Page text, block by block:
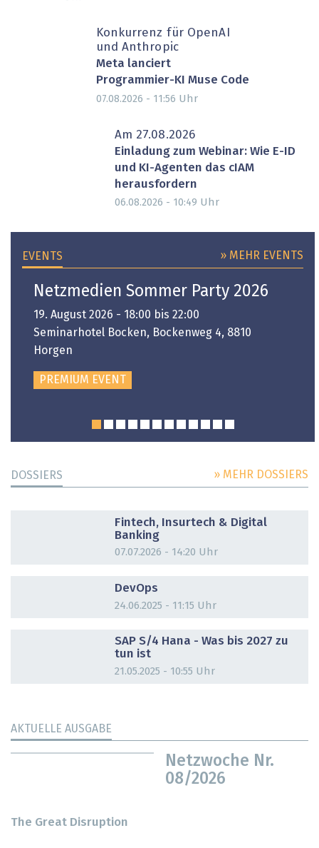
Konkurrenz für OpenAI
und Anthropic
Meta lanciert
Programmier-KI Muse Code
07.08.2026 - 11:56 Uhr
Am 27.08.2026
Einladung zum Webinar: Wie E-ID
und KI-Agenten das cIAM
herausfordern
06.08.2026 - 10:49 Uhr
EVENTS » MEHR EVENTS
Netzmedien Sommer Party 2026
19. August 2026 - 18:00 bis 22:00
Seminarhotel Bocken, Bockenweg 4, 8810
Horgen
PREMIUM EVENT
DOSSIERS » MEHR DOSSIERS
Fintech, Insurtech & Digital
Banking
07.07.2026 - 14:20 Uhr
DevOps
24.06.2025 - 11:15 Uhr
SAP S/4 Hana - Was bis 2027 zu
tun ist
21.05.2025 - 10:55 Uhr
AKTUELLE AUSGABE
Netzwoche Nr.
08/2026
The Great Disruption